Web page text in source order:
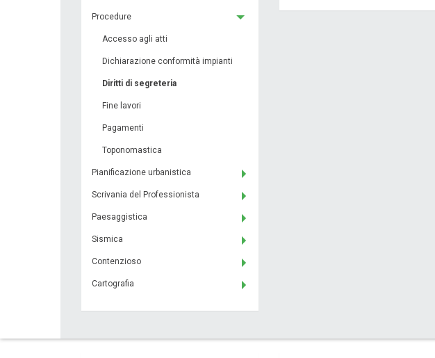
Procedure
Accesso agli atti
Dichiarazione conformità impianti
Diritti di segreteria
Fine lavori
Pagamenti
Toponomastica
Pianificazione urbanistica
Scrivania del Professionista
Paesaggistica
Sismica
Contenzioso
Cartografia